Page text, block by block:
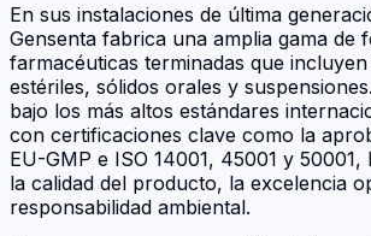
En sus instalaciones de última
Gensenta fabrica una amplia gama de
farmacéuticas terminadas que
estériles, sólidos orales y
bajo los más altos estándares
con certificaciones clave como la
EU-GMP e ISO 14001, 45001 y
la calidad del producto, la excelencia
responsabilidad ambiental.